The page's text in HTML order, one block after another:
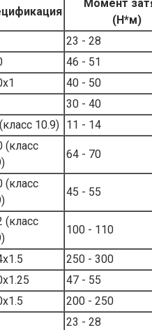
Момент
(Н*м)
23 - 28
46 - 51
40 - 50
30 - 40
10.9) 11 - 14
(класс
64 - 70
(класс
45 - 55
(класс
100 - 110
250 - 300
47 - 55
200 - 250
23 - 28